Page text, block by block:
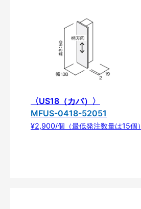
〈US18（カバ）〉
MFUS-0418-52051
¥2,900/個（最低発注数量は15個）